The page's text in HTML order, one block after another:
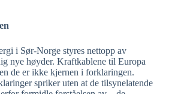
i Sør-Norge styres nettopp av
nye høyder. Kraftkablene til Europa
de er ikke kjernen i forklaringen.
spriker uten at de tilsynelatende